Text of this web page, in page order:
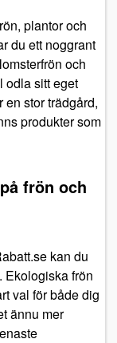
plantor och
du ett noggrant
och
odla sitt eget
en stor trädgård,
produkter som
frön och
kan du
Ekologiska frön
val för både dig
ännu mer